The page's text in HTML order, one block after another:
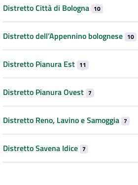
Distretto Città di Bologna 10
Distretto dell’Appennino bolognese 10
Distretto Pianura Est 11
Distretto Pianura Ovest 7
Distretto Reno, Lavino e Samoggia 7
Distretto Savena Idice 7